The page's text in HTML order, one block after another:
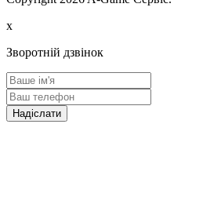
x
Зворотній дзвінок
Надіслати